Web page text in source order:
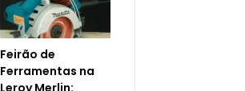
Feirão de
Ferramentas na